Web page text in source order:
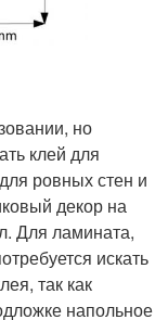
но
клей для
ровных стен и
декор на
Для ламината,
искать
так как
напольное